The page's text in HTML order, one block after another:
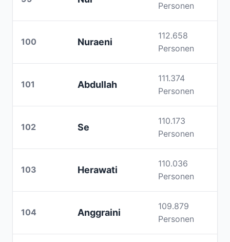
Personen
100 Nuraeni
112.658
Personen
101 Abdullah
111.374
Personen
102 Se
110.173
Personen
103 Herawati
110.036
Personen
104 Anggraini
109.879
Personen